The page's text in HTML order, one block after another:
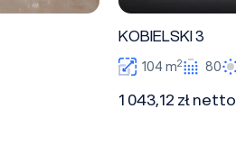
KOBIELSKI 3
104 m2 80
1 043,12 zł netto